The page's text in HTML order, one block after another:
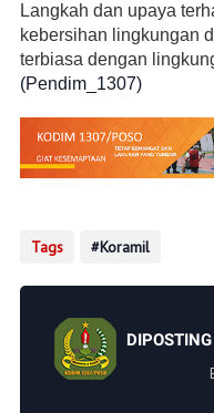
Langkah dan upaya
kebersihan lingkungan
terbiasa dengan
(Pendim_1307)
Tags Koramil